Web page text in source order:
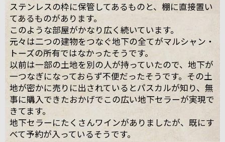
ステンレスの枠に保管してあるものと、棚に直接置い
てあるものがあります。
このような部屋がかなり広く続いています。
元々は二つの建物をつなぐ地下の全てがマルシャン・
トーズの所有ではなかったそうです。
以前は一部の土地を別の人が持っていたので、地下が
一つなぎになっておらず不便だったそうです。その土
地が密かに売りに出されているとパスカルが知り、無
事に購入できたおかげでこの広い地下セラーが実現で
きてます。
地下セラーにたくさんワインがありましたが、既にす
べて予約が入っているそうです。